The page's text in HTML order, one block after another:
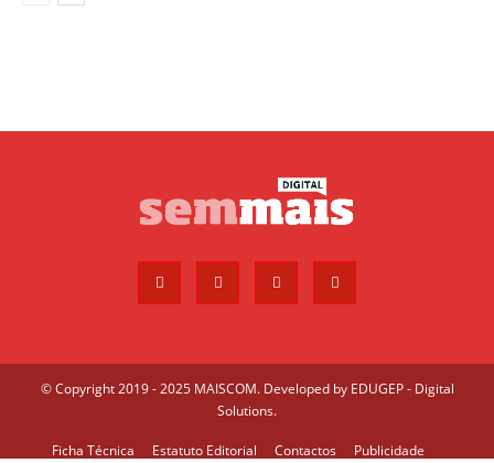
© Copyright 2019 - 2025 MAISCOM. Developed by EDUGEP - Digital
Solutions.
Ficha Técnica Estatuto Editorial Contactos
Publicidade